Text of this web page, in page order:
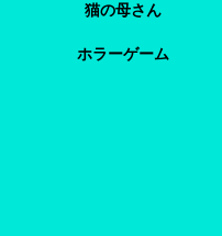
猫の母さん
ホラーゲーム